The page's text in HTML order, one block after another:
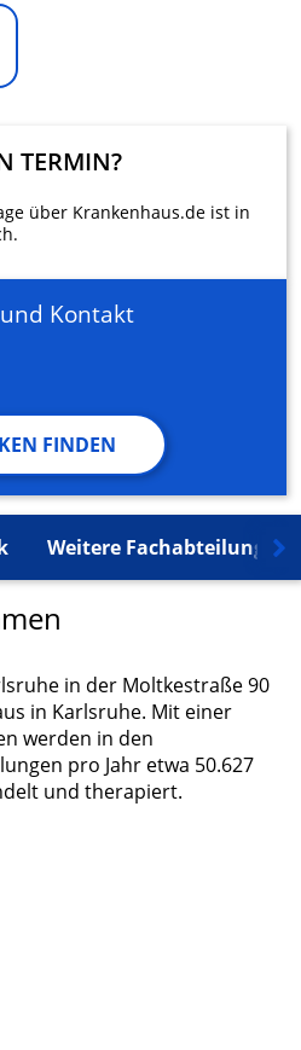
TERMIN?
über Krankenhaus.de ist in
Kontakt
FINDEN
Weitere Fachabteilungen
in der Moltkestraße 90
in Karlsruhe. Mit einer
werden in den
pro Jahr etwa 50.627
und therapiert.